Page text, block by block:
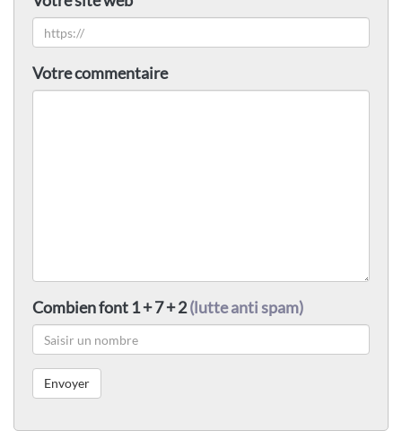
Votre commentaire
Combien font 1 + 7 + 2(lutte anti spam)